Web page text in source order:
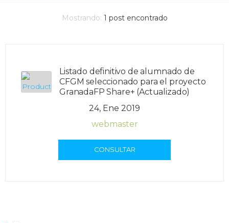
Mostrando: 1 post encontrado
Listado definitivo de alumnado de
CFGM seleccionado para el proyecto
GranadaFP Share+ (Actualizado)
24, Ene 2019
webmaster
CONSULTAR